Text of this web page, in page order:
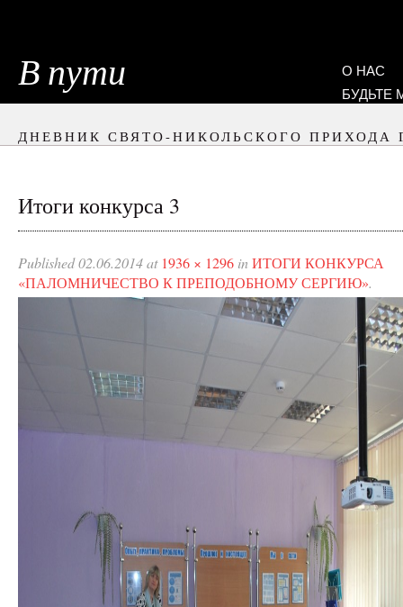
В пути
О НАС
БУДЬТЕ
ДНЕВНИК СВЯТО-НИКОЛЬСКОГО ПРИХОДА
Итоги конкурса 3
Published02.06.2014at 1936 × 1296 inИТОГИ КОНКУРСА
«ПАЛОМНИЧЕСТВО К ПРЕПОДОБНОМУ СЕРГИЮ».